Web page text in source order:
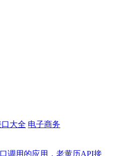
大全 电子商务
调用的应用，老黄历API接